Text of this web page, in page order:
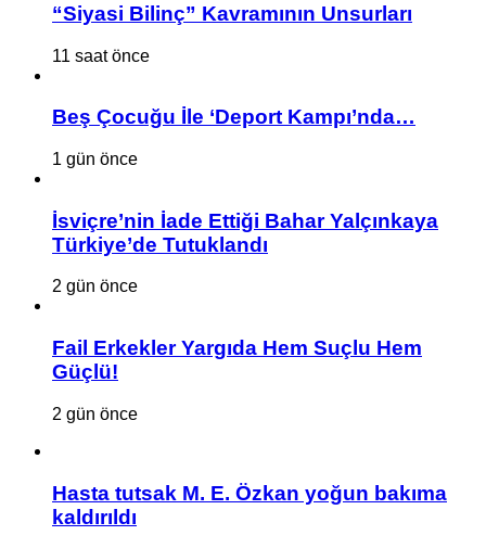
“Siyasi Bilinç” Kavramının Unsurları
11 saat önce
Beş Çocuğu İle ‘Deport Kampı’nda…
1 gün önce
İsviçre’nin İade Ettiği Bahar Yalçınkaya
Türkiye’de Tutuklandı
2 gün önce
Fail Erkekler Yargıda Hem Suçlu Hem
Güçlü!
2 gün önce
Hasta tutsak M. E. Özkan yoğun bakıma
kaldırıldı